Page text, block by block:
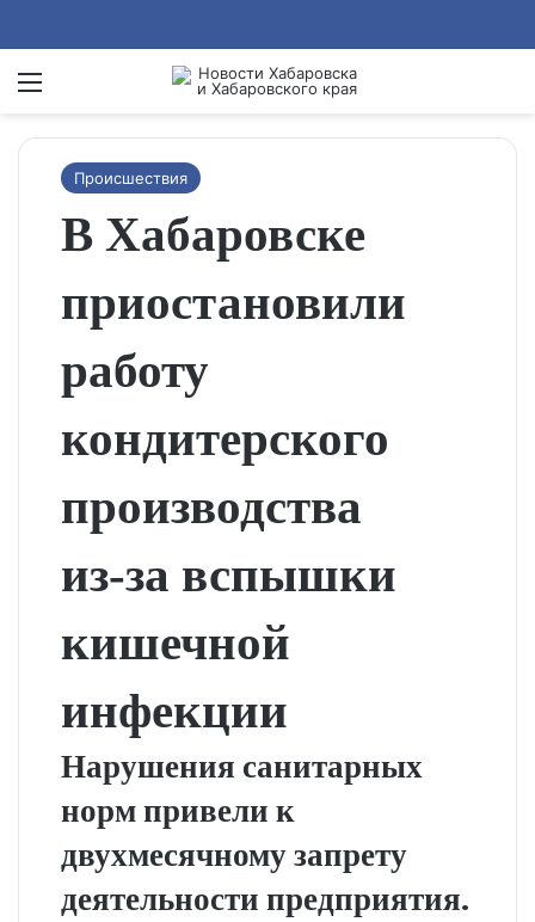
Menu
Происшествия
В Хабаровске
приостановили
работу
кондитерского
производства
из‑за вспышки
кишечной
инфекции
Нарушения санитарных
норм привели к
двухмесячному запрету
деятельности предприятия.